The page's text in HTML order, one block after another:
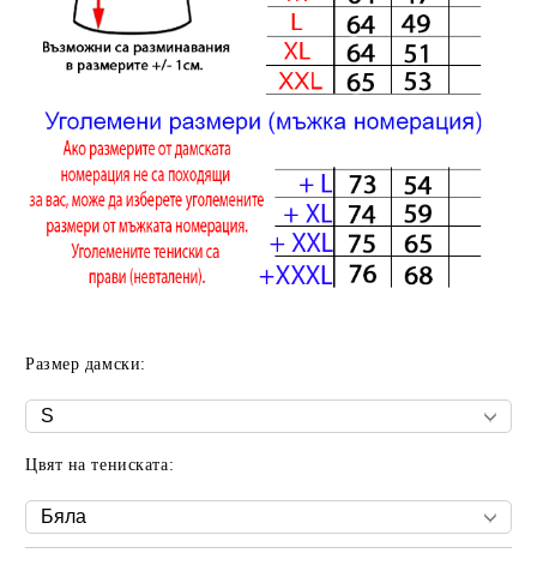
Размер дамски:
Цвят на тениската: